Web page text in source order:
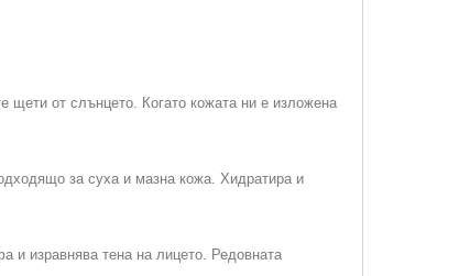
щети от слънцето. Когато кожата ни е изложена
за суха и мазна кожа. Хидратира и
и изравнява тена на лицето. Редовната